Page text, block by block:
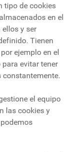
tipo de cookies
en el
ellos y ser
Tienen
ejemplo en el
evitar tener
el equipo
las cookies y